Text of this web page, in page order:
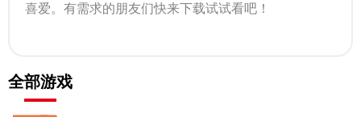
喜爱。有需求的朋友们快来下载试试看吧！
全部游戏